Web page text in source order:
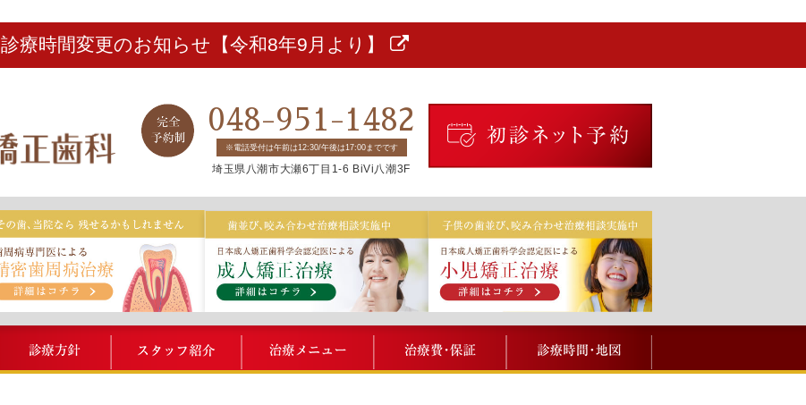
診療時間変更のお知らせ【令和8年9月より】
048-951-1482
※電話受付は午前は12:30/午後は17:00までです
埼玉県八潮市大瀬6丁目1-6 BiVi八潮3F
BiVi歯科について診療方針 スタッフ紹介 治療メニュー 治療費・保証